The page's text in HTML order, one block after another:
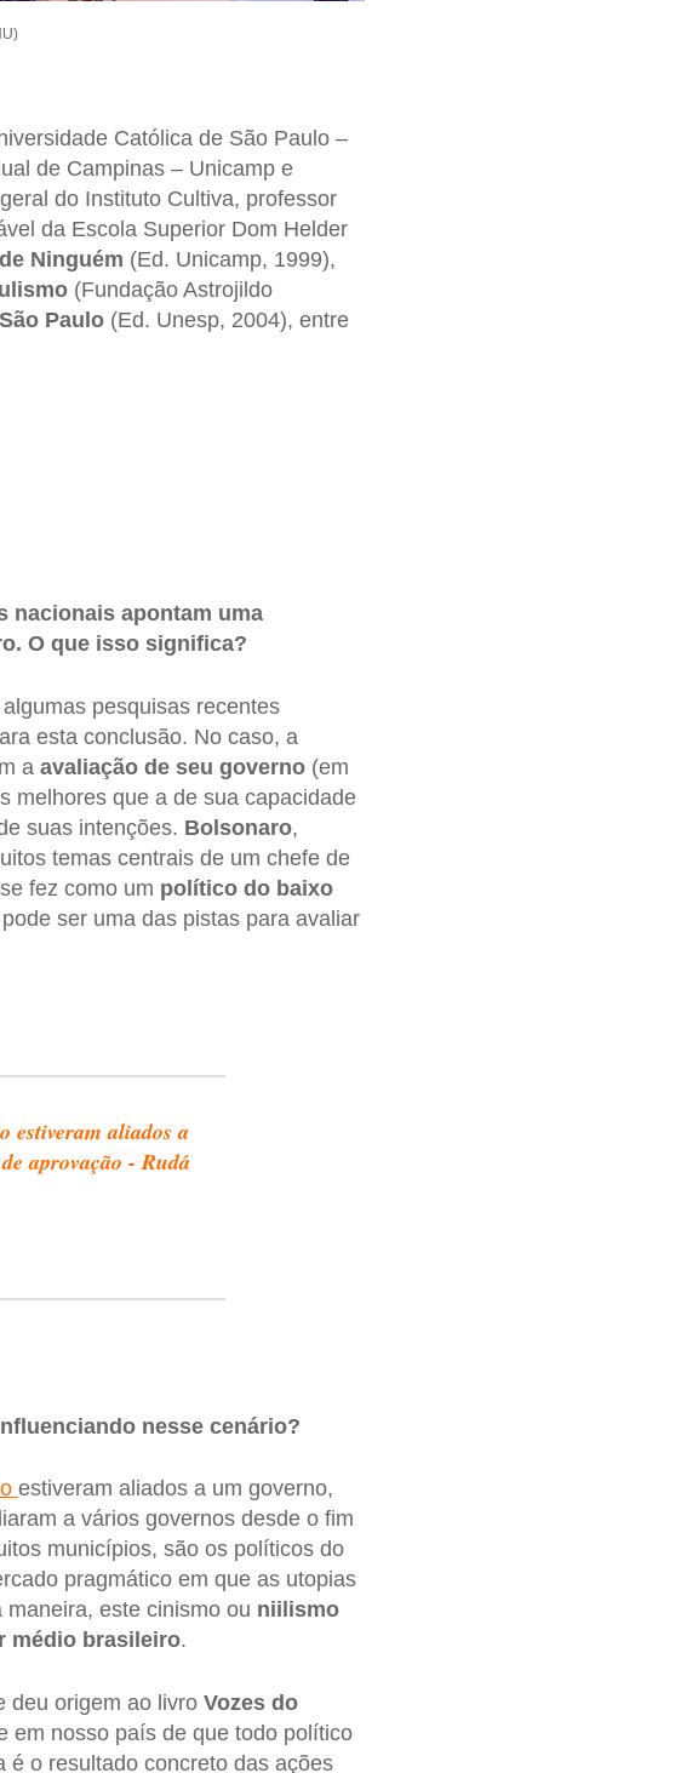
Católica de São Paulo –
de Campinas – Unicamp e
do Instituto Cultiva, professor
da Escola Superior Dom Helder
Ninguém (Ed. Unicamp, 1999),
(Fundação Astrojildo
Paulo(Ed. Unesp, 2004), entre
nacionais apontam uma
O que isso significa?
pesquisas recentes
esta conclusão. No caso, a
a avaliação de seu governo(em
melhores que a de sua capacidade
suas intenções. Bolsonaro,
temas centrais de um chefe de
fez como um político do baixo
ser uma das pistas para avaliar
estiveram aliados a
aprovação - Rudá
nesse cenário?
estiveram aliados a um governo,
a vários governos desde o fim
municípios, são os políticos do
pragmático em que as utopias
este cinismo ou niilismo
médio brasileiro.
deu origem ao livro Vozes do
em nosso país de que todo político
é o resultado concreto das ações